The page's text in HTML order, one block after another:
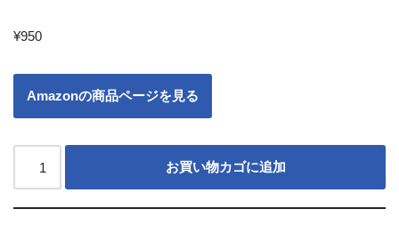
¥950
Amazonの商品ページを見る
お買い物カゴに追加